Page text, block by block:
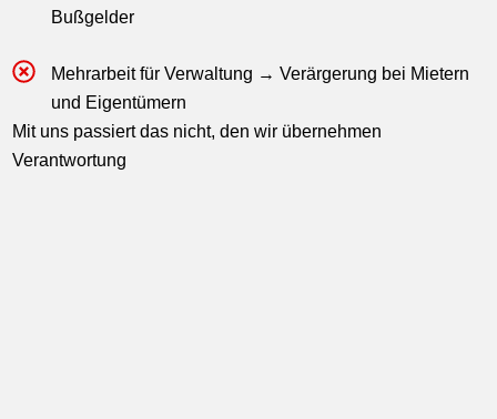
Bußgelder
Mehrarbeit für Verwaltung → Verärgerung bei Mietern
und Eigentümern
Mit uns passiert das nicht, den wir übernehmen
Verantwortung